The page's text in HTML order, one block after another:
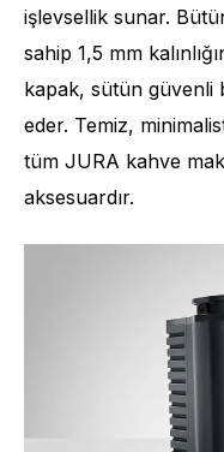
işlevsellik sunar.
sahip 1,5 mm
kapak, sütün güvenli
eder. Temiz,
tüm JURA kahve
aksesuardır.